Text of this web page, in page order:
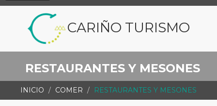
CARIÑO TURISMO
RESTAURANTES Y MESONES
INICIO COMER RESTAURANTES Y MESONES